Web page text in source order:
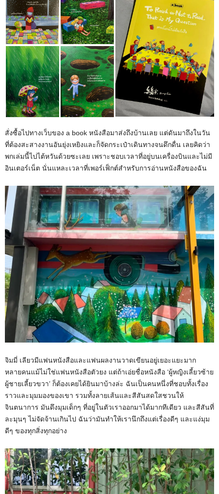
สั่งซื้อไปทางเว็บของ a book หนังสือมาส่งถึงบ้านเลย แต่ดันมาถึงในวัน
ที่ต้องสะสางงานอันยุ่งเหยิงและก็จัดกระเป๋าเดินทางจนดึกดื่น เลยคิดว่า
พกเล่มนี้ไปไต้หวันด้วยซะเลย เพราะชอบเวลาที่อยู่บนเครื่องบินและไม่มี
อินเตอร์เน็ต นั่นแหละเวลาที่เพอร์เฟ็กต์สำหรับการอ่านหนังสือของฉัน
จิมมี่ เลียวมีแฟนหนังสือและแฟนผลงานวาดเขียนอยู่เยอะแยะมาก
หลายคนแม้ไม่ใช่แฟนหนังสือตัวยง แต่ถ้าเอ่ยชื่อหนังสือ ‘ผู้หญิงเลี้ยวซ้าย
ผู้ชายเลี้ยวขวา’ ก็ต้องเคยได้ยินมาบ้างล่ะ ฉันเป็นคนหนึ่งที่ชอบทั้งเรื่อง
ราวและมุมมองของเขา รวมทั้งลายเส้นและสีสันสดใสชวนให้
จินตนาการ มันดึงมุมเด็กๆ ที่อยู่ในตัวเราออกมาได้มากทีเดียว และสีสันที่
ละมุนๆ ไม่จัดจ้านเกินไป ฉันว่ามันทำให้เรานึกถึงแต่เรื่องดีๆ และแง่มุม
ดีๆ ของทุกสิ่งทุกอย่าง